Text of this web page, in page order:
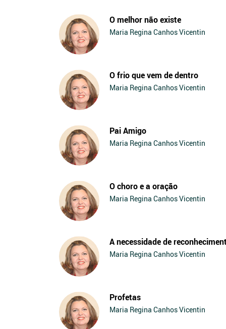
O melhor não existe
Maria Regina Canhos Vicentin
O frio que vem de dentro
Maria Regina Canhos Vicentin
Pai Amigo
Maria Regina Canhos Vicentin
O choro e a oração
Maria Regina Canhos Vicentin
A necessidade de
Maria Regina Canhos Vicentin
Profetas
Maria Regina Canhos Vicentin